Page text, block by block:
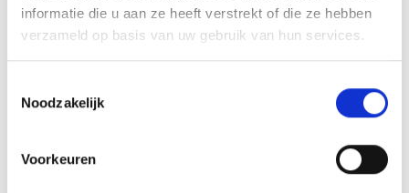
informatie die u aan ze heeft verstrekt of die ze hebben
verzameld op basis van uw gebruik van hun services.
Noodzakelijk
Voorkeuren
Mijn naam, e-mail en site opslaan in deze